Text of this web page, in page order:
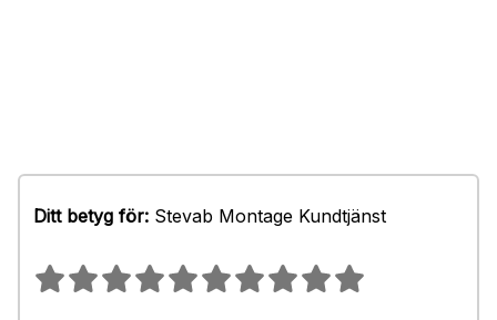
Ditt betyg för: Stevab Montage Kundtjänst